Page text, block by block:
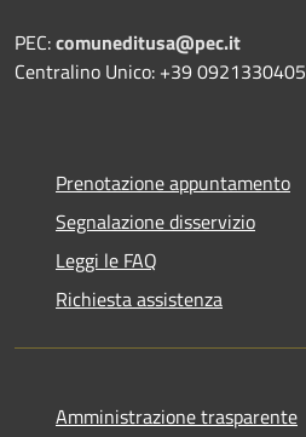
PEC:comuneditusa@pec.it
Centralino Unico: +39 0921330405
Prenotazione appuntamento
Segnalazione disservizio
Leggi le FAQ
Richiesta assistenza
Amministrazione trasparente